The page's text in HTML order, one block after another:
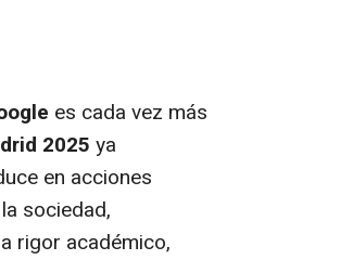
es cada vez más
2025 ya
en acciones
sociedad,
rigor académico,